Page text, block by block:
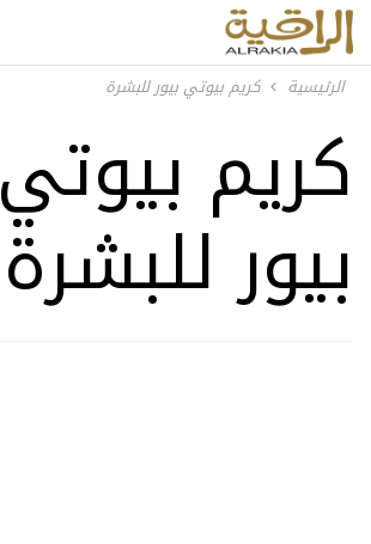
الرئيسية كريم بيوتي بيور للبشرة
كريم بيوتي
بيور للبشرة